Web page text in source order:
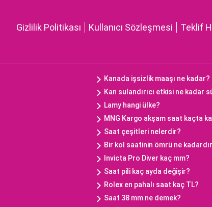
Gizlilik Politikası Kullanıcı Sözleşmesi Teklif
Kanada işsizlik maaşı ne kadar?
Kan sulandırıcı etkisi ne kadar
Lamy hangi ülke?
MNG Kargo akşam saat kaçta
Saat çeşitleri nelerdir?
Bir kol saatinin ömrü ne
Invicta Pro Diver kaç mm?
Saat pili kaç ayda değişir?
Rolex en pahalı saat kaç TL?
Saat 38 mm ne demek?